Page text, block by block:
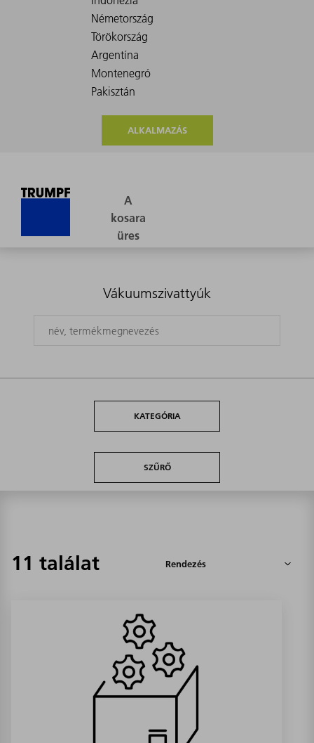
ALKALMAZÁS
Vákuumszivattyúk
KATEGÓRIA
SZŰRŐ
11 találat